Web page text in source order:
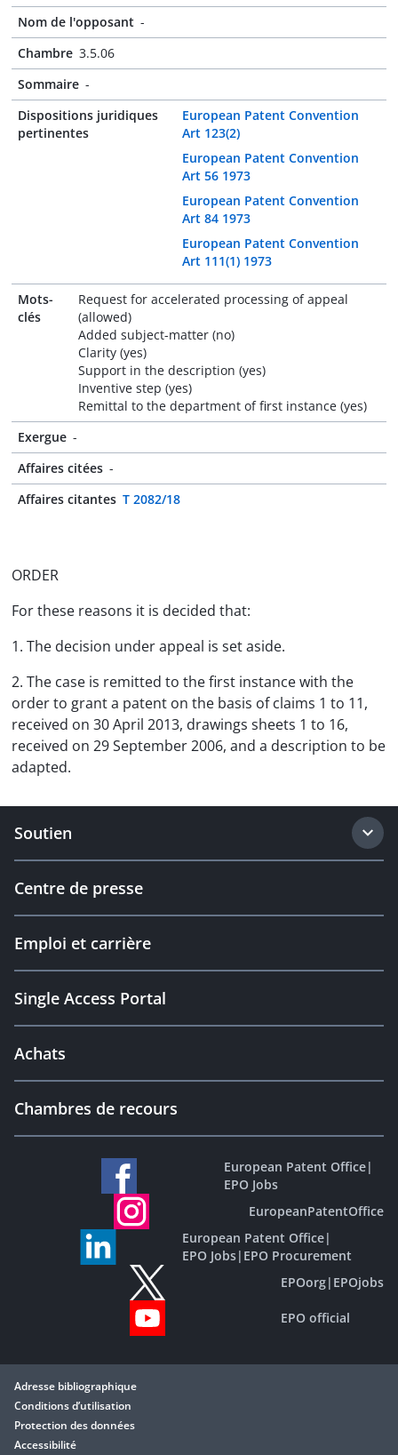
Nom de l'opposant -
Chambre 3.5.06
Sommaire -
Dispositions juridiques
pertinentes
European Patent Convention
Art 123(2)
European Patent Convention
Art 56 1973
European Patent Convention
Art 84 1973
European Patent Convention
Art 111(1) 1973
Mots-
clés
Request for accelerated processing of appeal
(allowed)
Added subject-matter (no)
Clarity (yes)
Support in the description (yes)
Inventive step (yes)
Remittal to the department of first instance (yes)
Exergue -
Affaires citées -
Affaires citantes T 2082/18
ORDER
For these reasons it is decided that:
1. The decision under appeal is set aside.
2. The case is remitted to the first instance with the
order to grant a patent on the basis of claims 1 to 11,
received on 30 April 2013, drawings sheets 1 to 16,
received on 29 September 2006, and a description to be
adapted.
Soutien
Centre de presse
Emploi et carrière
Single Access Portal
Achats
Chambres de recours
European Patent Office|
EPO Jobs
EuropeanPatentOffice
European Patent Office|
EPO Jobs| EPO Procurement
EPOorg| EPOjobs
EPO official
Adresse bibliographique
Conditions d’utilisation
Protection des données
Accessibilité